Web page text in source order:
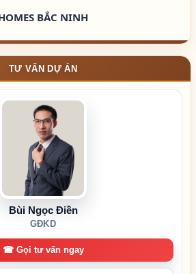
BẮC NINH
TƯ VẤN DỰ ÁN
Bùi Ngọc Điền
GĐKD
☎ Gọi tư vấn ngay